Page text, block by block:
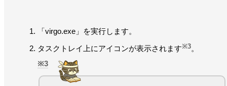
「virgo.exe」を実行します。
タスクトレイ上にアイコンが表示されます※3。
3